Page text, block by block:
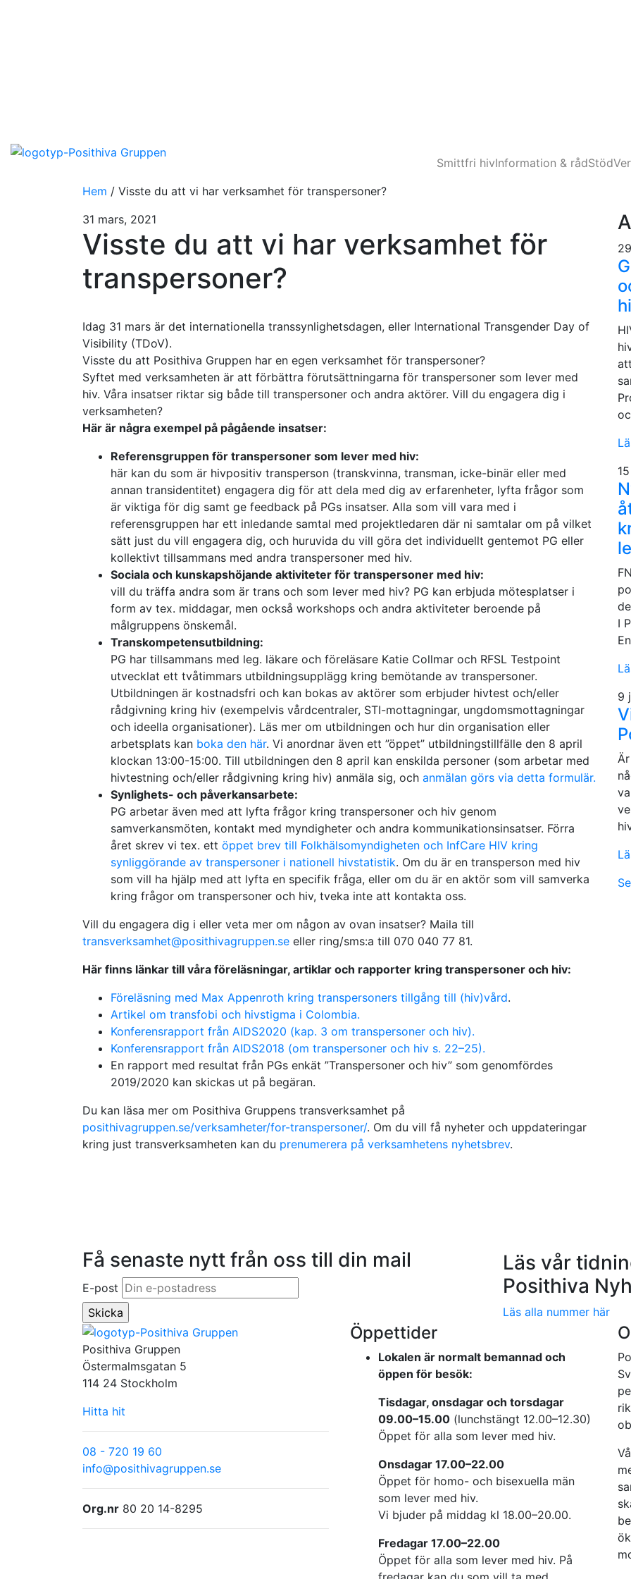
Smittfri hivInformation & rådStöd
Hem / Visste du att vi har verksamhet för transpersoner?
31 mars, 2021
Visste du att vi har verksamhet för
transpersoner?
Idag 31 mars är det internationella transsynlighetsdagen, eller International Transgender Day of
Visibility (TDoV).
Visste du att Posithiva Gruppen har en egen verksamhet för transpersoner?
Syftet med verksamheten är att förbättra förutsättningarna för transpersoner som lever med
hiv. Våra insatser riktar sig både till transpersoner och andra aktörer. Vill du engagera dig i
verksamheten?
Här är några exempel på pågående insatser:
Referensgruppen för transpersoner som lever med hiv:
här kan du som är hivpositiv transperson (transkvinna, transman, icke-binär eller med
annan transidentitet) engagera dig för att dela med dig av erfarenheter, lyfta frågor som
är viktiga för dig samt ge feedback på PGs insatser. Alla som vill vara med i
referensgruppen har ett inledande samtal med projektledaren där ni samtalar om på vilket
sätt just du vill engagera dig, och huruvida du vill göra det individuellt gentemot PG eller
kollektivt tillsammans med andra transpersoner med hiv.
Sociala och kunskapshöjande aktiviteter för transpersoner med hiv:
vill du träffa andra som är trans och som lever med hiv? PG kan erbjuda mötesplatser i
form av tex. middagar, men också workshops och andra aktiviteter beroende på
målgruppens önskemål.
Transkompetensutbildning:
PG har tillsammans med leg. läkare och föreläsare Katie Collmar och RFSL Testpoint
utvecklat ett tvåtimmars utbildningsupplägg kring bemötande av transpersoner.
Utbildningen är kostnadsfri och kan bokas av aktörer som erbjuder hivtest och/eller
rådgivning kring hiv (exempelvis vårdcentraler, STI-mottagningar, ungdomsmottagningar
och ideella organisationer). Läs mer om utbildningen och hur din organisation eller
arbetsplats kan boka den här. Vi anordnar även ett ”öppet” utbildningstillfälle den 8 april
klockan 13:00-15:00. Till utbildningen den 8 april kan enskilda personer (som arbetar med
hivtestning och/eller rådgivning kring hiv) anmäla sig, och anmälan görs via detta formulär.
Synlighets- och påverkansarbete:
PG arbetar även med att lyfta frågor kring transpersoner och hiv genom
samverkansmöten, kontakt med myndigheter och andra kommunikationsinsatser. Förra
året skrev vi tex. ett öppet brev till Folkhälsomyndigheten och InfCare HIV kring
synliggörande av transpersoner i nationell hivstatistik. Om du är en transperson med hiv
som vill ha hjälp med att lyfta en specifik fråga, eller om du är en aktör som vill samverka
kring frågor om transpersoner och hiv, tveka inte att kontakta oss.
Vill du engagera dig i eller veta mer om någon av ovan insatser? Maila till
transverksamhet@posithivagruppen.se eller ring/sms:a till 070 040 77 81.
Här finns länkar till våra föreläsningar, artiklar och rapporter kring transpersoner och hiv:
Föreläsning med Max Appenroth kring transpersoners tillgång till (hiv)vård.
Artikel om transfobi och hivstigma i Colombia.
Konferensrapport från AIDS2020 (kap. 3 om transpersoner och hiv).
Konferensrapport från AIDS2018 (om transpersoner och hiv s. 22–25).
En rapport med resultat från PGs enkät ”Transpersoner och hiv” som genomfördes
2019/2020 kan skickas ut på begäran.
Du kan läsa mer om Posithiva Gruppens transverksamhet på
posithivagruppen.se/verksamheter/for-transpersoner/. Om du vill få nyheter och uppdateringar
kring just transverksamheten kan du prenumerera på verksamhetens nyhetsbrev.
I
9
Få senaste nytt från oss till din mail
E-post
Läs vår
Posithiva
Läs alla nummer här
Posithiva Gruppen
Östermalmsgatan 5
114 24 Stockholm
Hitta hit
08 - 720 19 60
info@posithivagruppen.se
Org.nr 80 20 14-8295
Öppettider
Lokalen är normalt bemannad och
öppen för besök:
Tisdagar, onsdagar och torsdagar
09.00–15.00 (lunchstängt 12.00–12.30)
Öppet för alla som lever med hiv.
Onsdagar 17.00–22.00
Öppet för homo- och bisexuella män
som lever med hiv.
Vi bjuder på middag kl 18.00–20.00.
Fredagar 17.00–22.00
Öppet för alla som lever med hiv. På